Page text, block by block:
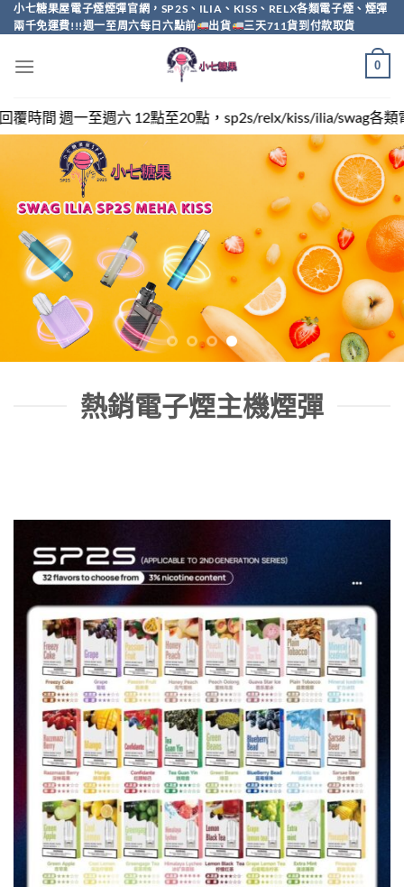
Skip
to
小七糖果屋電子煙煙彈官網，SP2S、ILIA、KISS、RELX各類電子煙、煙彈
兩千免運費!!!週一至周六每日六點前
出貨 三天711貨到付款取貨
0
20點，sp2s/relx/kiss/ilia/swag各類電子煙煙彈買越多越便宜
熱銷電子煙主機煙彈